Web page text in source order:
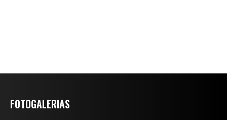
FOTOGALERIAS